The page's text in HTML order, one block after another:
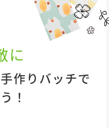
に
作りバッチで
！